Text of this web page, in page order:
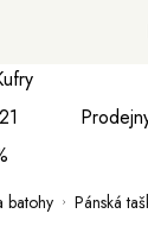
Sukně,
kabáty a vesty
batohy Pánská